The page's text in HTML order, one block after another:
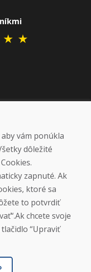
★ ★
VÁM ZA
SA NA VÁS OPÄŤ
mape
vám ponúkla
dôležité
zapnuté. Ak
ktoré sa
to potvrdiť
chcete svoje
“Upraviť